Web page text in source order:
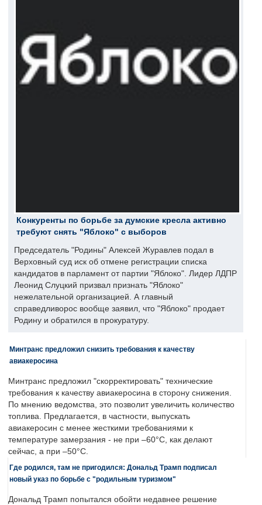
Конкуренты по борьбе за думские кресла активно
требуют снять "Яблоко" с выборов
Председатель "Родины" Алексей Журавлев подал в
Верховный суд иск об отмене регистрации списка
кандидатов в парламент от партии "Яблоко". Лидер ЛДПР
Леонид Слуцкий призвал признать "Яблоко"
нежелательной организацией. А главный
справедливорос вообще заявил, что "Яблоко" продает
Родину и обратился в прокуратуру.
Минтранс предложил снизить требования к качеству
авиакеросина
Минтранс предложил "скорректировать" технические
требования к качеству авиакеросина в сторону снижения.
По мнению ведомства, это позволит увеличить количество
топлива. Предлагается, в частности, выпускать
авиакеросин с менее жесткими требованиями к
температуре замерзания - не при –60°C, как делают
сейчас, а при –50°C.
Где родился, там не пригодился: Дональд Трамп подписал
новый указ по борьбе с "родильным туризмом"
Дональд Трамп попытался обойти недавнее решение